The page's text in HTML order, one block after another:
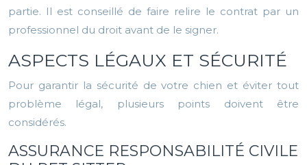
partie. Il est conseillé de faire relire le contrat par un
professionnel du droit avant de le signer.
ASPECTS LÉGAUX ET SÉCURITÉ
Pour garantir la sécurité de votre chien et éviter tout
problème légal, plusieurs points doivent être
considérés.
ASSURANCE RESPONSABILITÉ CIVILE